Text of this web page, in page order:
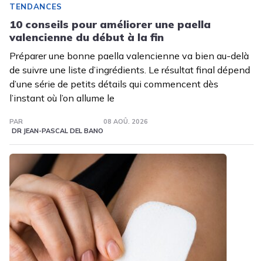
TENDANCES
10 conseils pour améliorer une paella
valencienne du début à la fin
Préparer une bonne paella valencienne va bien au-delà
de suivre une liste d’ingrédients. Le résultat final dépend
d’une série de petits détails qui commencent dès
l’instant où l’on allume le
PAR
DR JEAN-PASCAL DEL BANO
08 AOÛ. 2026